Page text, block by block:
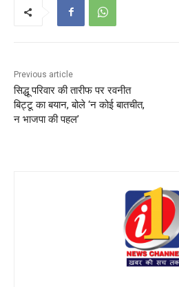
Previous article
सिद्धू परिवार की तारीफ पर रवनीत
बिट्टू का बयान, बोले ‘न कोई बातचीत,
न भाजपा की पहल’